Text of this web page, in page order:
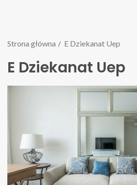
Strona główna E Dziekanat Uep
E Dziekanat Uep